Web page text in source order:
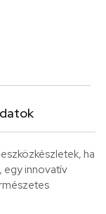
ha
egy innovatív